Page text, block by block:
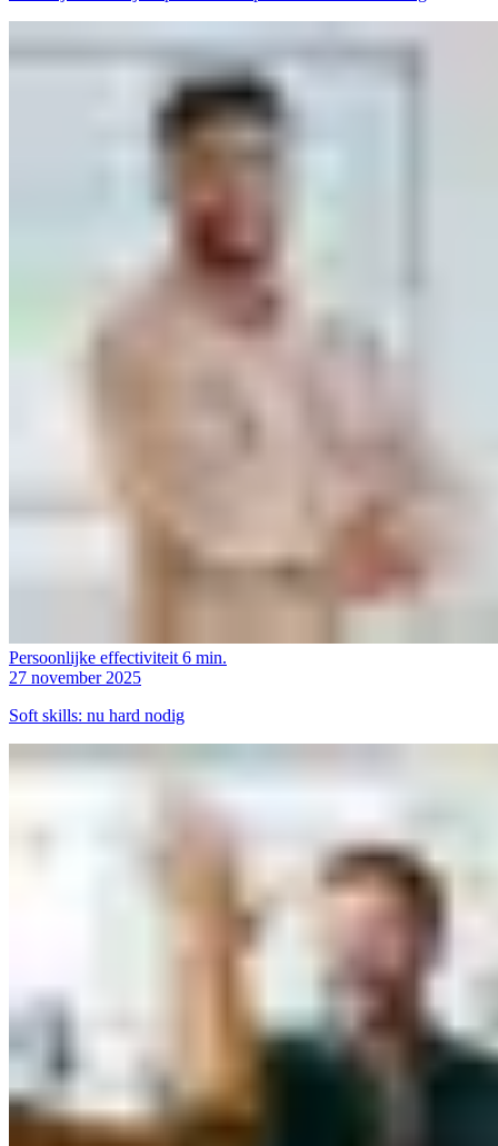
Persoonlijke effectiviteit6 min.
27 november 2025
Soft skills: nu hard nodig